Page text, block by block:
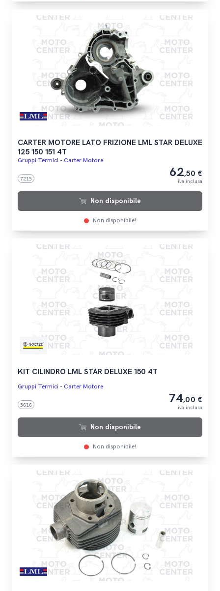
CARTER MOTORE LATO FRIZIONE LML STAR DELUXE
125 150 151 4T
Gruppi Termici - Carter Motore
7215 62,50 €
iva inclusa
Non disponibile
Non disponibile!
KIT CILINDRO LML STAR DELUXE 150 4T
Gruppi Termici - Carter Motore
5616 74,00 €
iva inclusa
Non disponibile
Non disponibile!